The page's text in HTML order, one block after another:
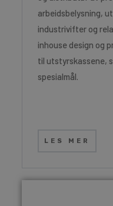
arbeidsbelysning,
industrivifter og
inhouse design og
til utstyrskassene,
spesialmål.
LES MER